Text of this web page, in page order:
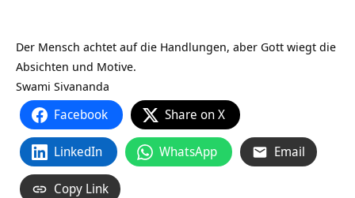
Der Mensch achtet auf die Handlungen, aber Gott wiegt die
Absichten und Motive.
Swami Sivananda
Facebook Share on X
LinkedIn WhatsApp Email
Copy Link